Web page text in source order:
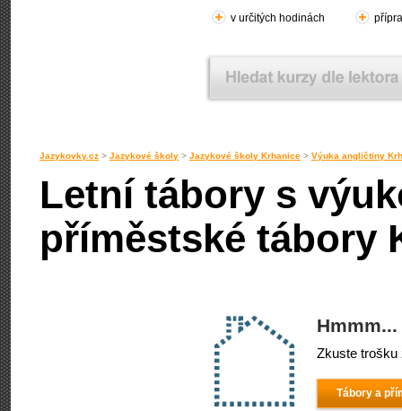
v určitých hodinách
Jazykovky.cz > Jazykové školy > Jazykové školy Krhanice > Výuka angličtiny
Letní tábory s
příměstské tábory
Zkuste trošku
Tábory a